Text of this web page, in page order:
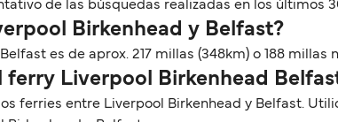
de las búsquedas realizadas en los últimos
Birkenhead y Belfast?
es de aprox. 217 millas (348km) o 188 millas
ferry Liverpool Birkenhead
ferries entre Liverpool Birkenhead y Belfast.